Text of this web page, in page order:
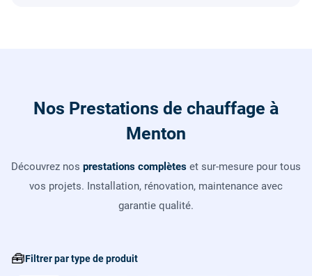
Nos Prestations de chauffage à
Menton
Découvrez nos prestations complètes et sur-mesure pour tous
vos projets. Installation, rénovation, maintenance avec
garantie qualité.
🧰Filtrer par type de produit